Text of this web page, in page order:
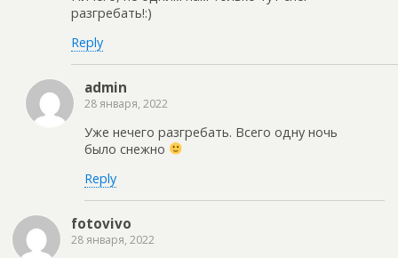
разгребать!:)
Reply
admin
28 января, 2022
Уже нечего разгребать. Всего одну ночь
было снежно
Reply
fotovivo
28 января, 2022